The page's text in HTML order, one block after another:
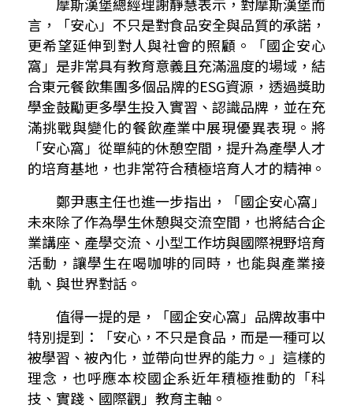
言，「安心」不只是對食品安全與品質的承諾，
更希望延伸到對人與社會的照顧。「國企安心
窩」是非常具有教育意義且充滿溫度的場域，結
合東元餐飲集團多個品牌的ESG資源，透過獎助
學金鼓勵更多學生投入實習、認識品牌，並在充
滿挑戰與變化的餐飲產業中展現優異表現。將
「安心窩」從單純的休憩空間，提升為產學人才
的培育基地，也非常符合積極培育人才的精神。
鄭尹惠主任也進一步指出，「國企安心窩」
未來除了作為學生休憩與交流空間，也將結合企
業講座、產學交流、小型工作坊與國際視野培育
活動，讓學生在喝咖啡的同時，也能與產業接
軌、與世界對話。
值得一提的是，「國企安心窩」品牌故事中
特別提到：「安心，不只是食品，而是一種可以
被學習、被內化，並帶向世界的能力。」這樣的
理念，也呼應本校國企系近年積極推動的「科
技、實踐、國際觀」教育主軸。